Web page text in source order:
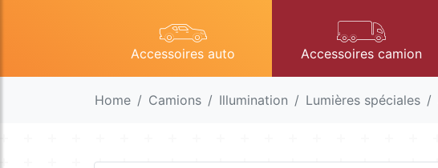
Accessoires auto Accessoires camion
Home Camions Illumination Lumières spéciales